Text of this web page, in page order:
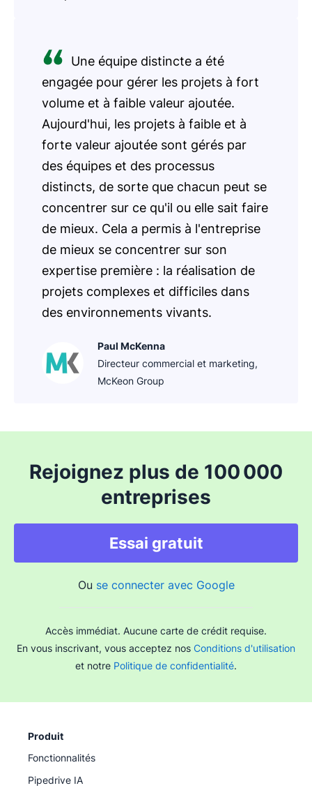
Une équipe distincte a été
engagée pour gérer les projets à fort
volume et à faible valeur ajoutée.
Aujourd'hui, les projets à faible et à
forte valeur ajoutée sont gérés par
des équipes et des processus
distincts, de sorte que chacun peut se
concentrer sur ce qu'il ou elle sait faire
de mieux. Cela a permis à l'entreprise
de mieux se concentrer sur son
expertise première : la réalisation de
projets complexes et difficiles dans
des environnements vivants.
Paul McKenna
Directeur commercial et marketing,
McKeon Group
Rejoignez plus de 100 000
entreprises
Essai gratuit
Ou se connecter avec Google
Accès immédiat. Aucune carte de crédit requise.
En vous inscrivant, vous acceptez nos Conditions d'utilisation
et notre Politique de confidentialité.
Produit
Fonctionnalités
Pipedrive IA